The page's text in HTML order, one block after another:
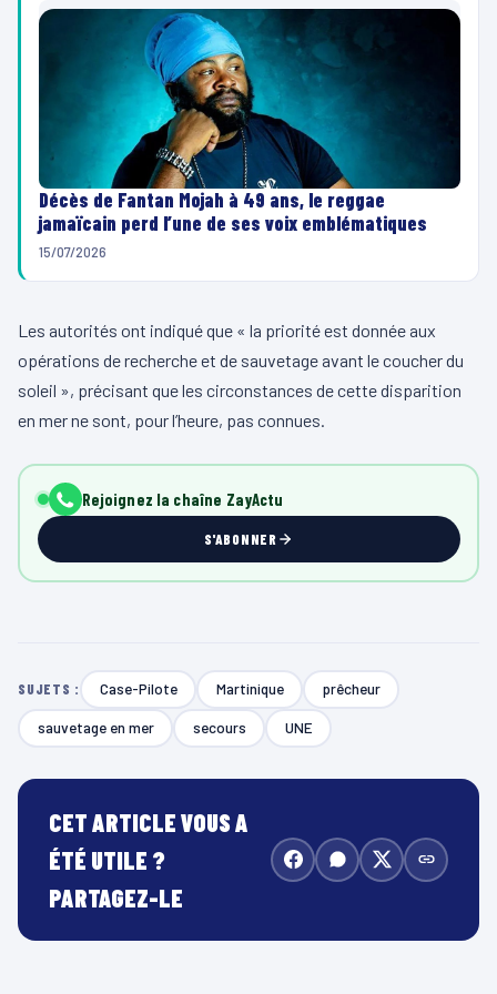
Décès de Fantan Mojah à 49 ans, le reggae
jamaïcain perd l’une de ses voix emblématiques
15/07/2026
Les autorités ont indiqué que « la priorité est donnée aux
opérations de recherche et de sauvetage avant le coucher du
soleil », précisant que les circonstances de cette disparition
en mer ne sont, pour l’heure, pas connues.
Rejoignez la chaîne ZayActu
S'ABONNER
SUJETS : Case-Pilote Martinique prêcheur
sauvetage en mer secours UNE
CET ARTICLE VOUS A
ÉTÉ UTILE ?
PARTAGEZ-LE